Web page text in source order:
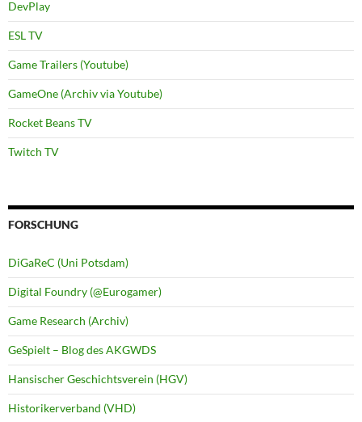
DevPlay
ESL TV
Game Trailers (Youtube)
GameOne (Archiv via Youtube)
Rocket Beans TV
Twitch TV
FORSCHUNG
DiGaReC (Uni Potsdam)
Digital Foundry (@Eurogamer)
Game Research (Archiv)
GeSpielt – Blog des AKGWDS
Hansischer Geschichtsverein (HGV)
Historikerverband (VHD)